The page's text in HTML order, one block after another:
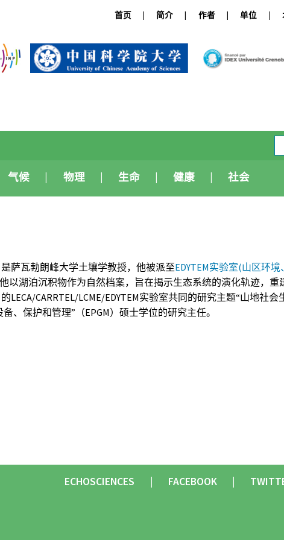
首页 简介 作者 单位
气候 物理 生命 健康 社会
是萨瓦勃朗峰大学土壤学教授，他被派至EDYTEM实验室(山区环
以湖泊沉积物作为自然档案，旨在揭示生态系统的演化轨迹，重
LECA/CARRTEL/LCME/EDYTEM实验室共同的研究主题“山地社
、保护和管理”（EPGM）硕士学位的研究主任。
ECHOSCIENCES FACEBOOK